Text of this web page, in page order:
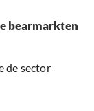
bearmarkten
de sector